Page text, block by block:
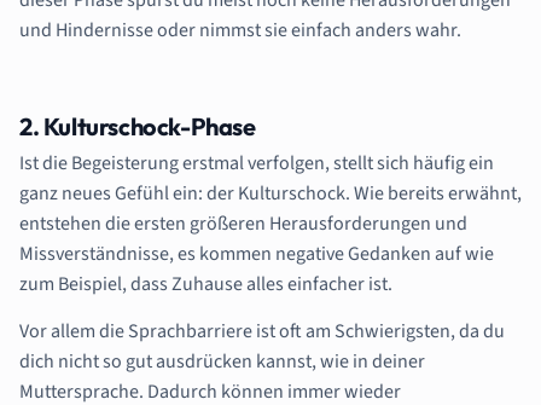
und Hindernisse oder nimmst sie einfach anders wahr.
2. Kulturschock-Phase
Ist die Begeisterung erstmal verfolgen, stellt sich häufig ein
ganz neues Gefühl ein: der Kulturschock. Wie bereits erwähnt,
entstehen die ersten größeren Herausforderungen und
Missverständnisse, es kommen negative Gedanken auf wie
zum Beispiel, dass Zuhause alles einfacher ist.
Vor allem die Sprachbarriere ist oft am Schwierigsten, da du
dich nicht so gut ausdrücken kannst, wie in deiner
Muttersprache. Dadurch können immer wieder